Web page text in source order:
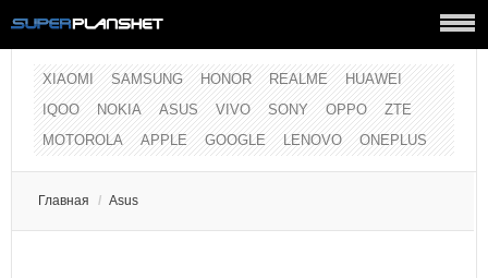
XIAOMI SAMSUNG HONOR REALME
HUAWEI
IQOO
NOKIA ASUS VIVO SONY OPPO
ZTE
MOTOROLA
APPLE GOOGLE LENOVO ONEPLUS
Главная / Asus